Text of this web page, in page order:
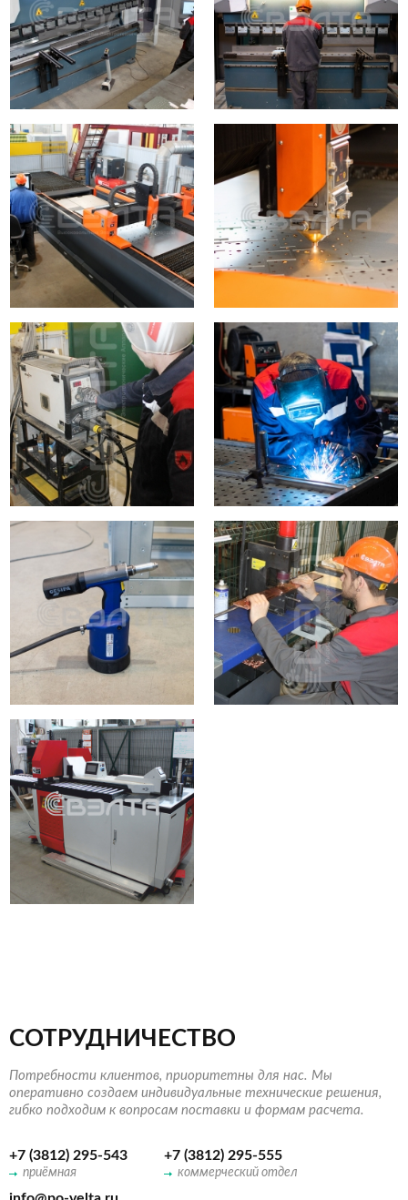
СОТРУДНИЧЕСТВО
Потребности клиентов, приоритетны для нас. Мы
оперативно создаем индивидуальные технические решения,
гибко подходим к вопросам поставки и формам расчета.
+7 (3812) 295-543
приёмная
+7 (3812) 295-555
коммерческий отдел